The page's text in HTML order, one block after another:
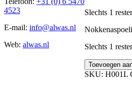
Slechts 1
Slechts 1
quantity
Toevoegen
SKU: H001L
4523
E-mail: info@alwas.nl
Web: alwas.nl